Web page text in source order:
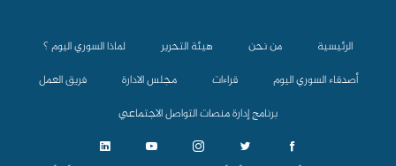
الرئيسية من نحن هيئة التحرير
لماذا السوري اليوم ؟
أصدقاء السوري اليوم
قراءات مجلس الادارة
فريق العمل
برنامج إدارة منصات التواصل الاجتماعي